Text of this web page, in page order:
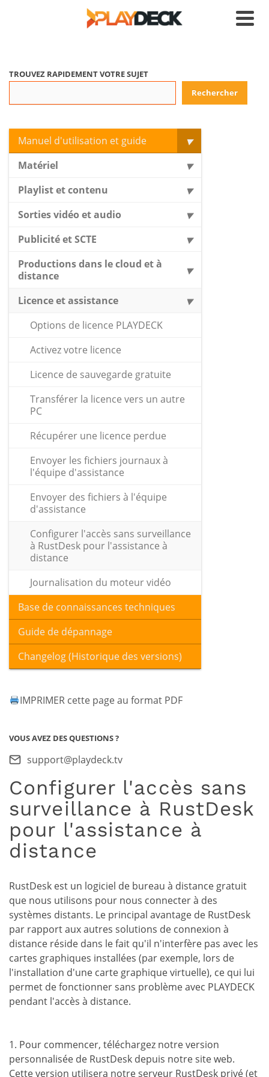
Configurer l'accès sans
surveillance à RustDesk
pour l'assistance à
distance
RustDesk est un logiciel de bureau à distance gratuit
que nous utilisons pour nous connecter à des
systèmes distants. Le principal avantage de RustDesk
par rapport aux autres solutions de connexion à
distance réside dans le fait qu'il n'interfère pas avec les
cartes graphiques installées (par exemple, lors de
l'installation d'une carte graphique virtuelle), ce qui lui
permet de fonctionner sans problème avec PLAYDECK
pendant l'accès à distance.
1. Pour commencer, téléchargez notre version
personnalisée de RustDesk depuis notre site web.
Cette version utilisera notre serveur RustDesk privé (et
TROUVEZ RAPIDEMENT VOTRE SUJET
Rechercher
Manuel d'utilisation et guide
Matériel
Playlist et contenu
Sorties vidéo et audio
Publicité et SCTE
Productions dans le cloud et à
distance
Licence et assistance
Options de licence PLAYDECK
Activez votre licence
Licence de sauvegarde gratuite
Transférer la licence vers un autre
PC
Récupérer une licence perdue
Envoyer les fichiers journaux à
l'équipe d'assistance
Envoyer des fichiers à l'équipe
d'assistance
Configurer l'accès sans surveillance
à RustDesk pour l'assistance à
distance
Journalisation du moteur vidéo
Base de connaissances techniques
Guide de dépannage
Changelog (Historique des versions)
IMPRIMER cette page au format PDF
VOUS AVEZ DES QUESTIONS ?
support@playdeck.tv